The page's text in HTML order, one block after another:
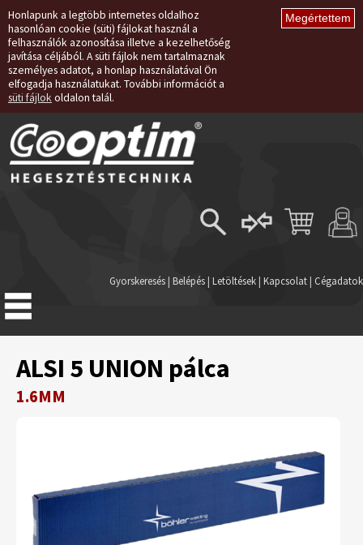
Honlapunk a legtöbb internetes oldalhoz
hasonlóan cookie (süti) fájlokat használ a
felhasználók azonosítása illetve a kezelhetőség
javítása céljából. A süti fájlok nem tartalmaznak
személyes adatot, a honlap használatával Ön
elfogadja használatukat. További információt a
süti fájlok oldalon talál.
Regisztráció
Gyorskeresés| Belépés | Letöltések | Kapcsolat | Cégadatok
ALSI 5 UNION pálca
1.6MM